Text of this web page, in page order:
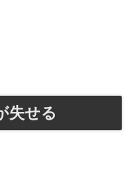
失せる